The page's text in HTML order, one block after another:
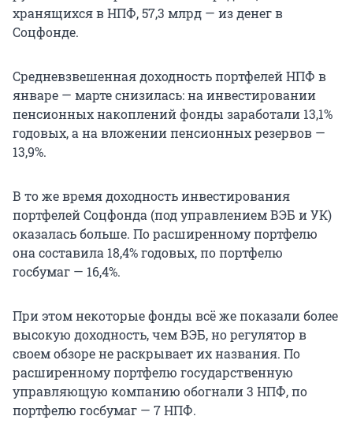
хранящихся в НПФ,57,3 млрд — из денег в
Соцфонде.
Средневзвешенная доходность портфелей НПФ в
январе — марте снизилась: на инвестировании
пенсионных накоплений фонды заработали 13,1%
годовых, а на вложении пенсионных резервов —
13,9%.
В то же время доходность инвестирования
портфелей Соцфонда (под управлением ВЭБ и УК)
оказалась больше. По расширенному портфелю
она составила 18,4% годовых, по портфелю
госбумаг — 16,4%.
При этом некоторые фонды всё же показали более
высокую доходность, чем ВЭБ, но регулятор в
своем обзоре не раскрывает их названия. По
расширенному портфелю государственную
управляющую компанию обогнали3 НПФ, по
портфелю госбумаг — 7 НПФ.